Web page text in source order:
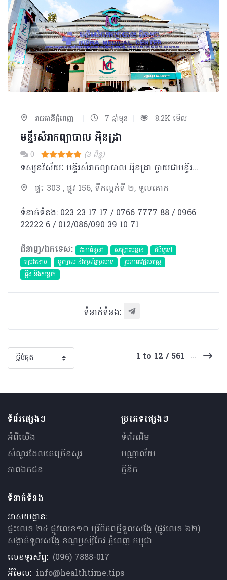
រាជធានីភ្នំពេញ | 7 ឆ្នាំមុន | 8.2K មើល
មន្ទីរសំរាកព្យាបាល អុិនដ្រា
0 (3 ពិន្ទុ)
ទស្សនវិស័យៈ មន្ទីរសំរាកព្យាបាល អុិនដ្រា ក្លាយជាមន្ទីរពេទ្យ ជំរើសដ៏ល្អបំផុត ប្រកបដោយទំនុកចិត្ត សំរាប់ប្រជាជនកម្ពុជា និងជនបរទេស។ បេសកកម្មៈ មន្ទីរសំរាកព្យាបាល អុិនដ្រា ខិតខំប្រឹងប្រែងដើម្បីផ្ដល់នូវ ការថែទាំនិងការព្យាបាល ដែលមានគុណភាពអន្តរជាតិ ដោយក្រុម គ្រូពេទ្យជំនាញ ជាមួយសេវាកម្មល្អឥតខ្ចោះ សម្រាប់បំពេញសេចក្តីត្រូវការរបស់អតិថិជន ។ ការប្តេជ្ញាចិត្តរបស់យើងមានដូចខាងក្រោម: - ផ្ដល់នូវសេវាវេជ្ជសាស្រ្តដែលមានគុណភាពខ្ពស់ដោយគោរពបានតាមបទដ្ឋានអន្តរជាតិ។ -ប្រកាន់ខ្ជាប់នូវតម្លៃនិងក្រមសីលធម៍ វេជ្ជសាស្ត្រ និងសិល្បៈនៃការព្យាបាល ប្រើប្រាស់នូវបច្ចេកវិទ្យាខ្ពស់បំផុត រួមជាមួយនិងឧបករណ៍វេជ្ជសាស្រ្ត ទំនើបទាន់សម័យ។ -អភិវឌ្ឍន៍ចំណេះដឹងវេជ្ជសាស្ត្របន្ថែមដោយការចូលរួមវគ្គបណ្តុះបណ្តាលវេជ្ជសាស្រ្តបន្ត និងការចូលលរួម សិក្ខាសាលា ឬសន្និសិទក្នុងតំបន់ និងអន្ដរជាតិ។ -លើកតម្កើងនិងកែលំអរគុណភាពនៃជីវិតនិងការថែទាំដល់អ្នកជំងឺរបស់យើងនៅទូទាំងប្រទេសកម្ពុជា។
ផ្ទះ 303 , ផ្លូវ 156, ទឹកល្អក់ទី ២, ទួលគោក
ទំនាក់ទំនង: 023 23 17 17 / 0766 7777 88 / 0966
22222 6 / 012/086/090 39 10 71
ជំនាញ/ឯកទេស:
វះកាត់ទូទៅ សង្គ្រោះបន្ទាន់
ជំងឺទូទៅ
តម្រងនោម
ខួរក្បាល និងប្រព័ន្ធប្រសាទ
​រូបភាពវេជ្ជសាស្រ្ត
ឆ្អឹង និងសន្លាក់
ទំនាក់ទំនង:
1 to 12 / 561 ...
ទំព័រផ្សេងៗ
អំពីយើង
សំណួរ​ដែលគេ​ច្រើន​សួរ
ភាពឯកជន
ប្រភេទផ្សេងៗ
ទំព័រដើម
បណ្ណាល័យ
គ្លីនិក
ទំនាក់ទំនង
អាសយដ្ឋាន:
ផ្ទះលេខ ២៤ ផ្លូវលេខ១០ បុរីពិភពថ្មីទួលសង្កែ (ផ្លូវលេខ ៦២)
សង្កាត់ទួលសង្កែ ខណ្ឌឫស្សីកែវ ភ្នំពេញ កម្ពុជា
លេខទូរស័ព្ទ: (096) 7888-017
អ៊ីមែល: info@healthtime.tips